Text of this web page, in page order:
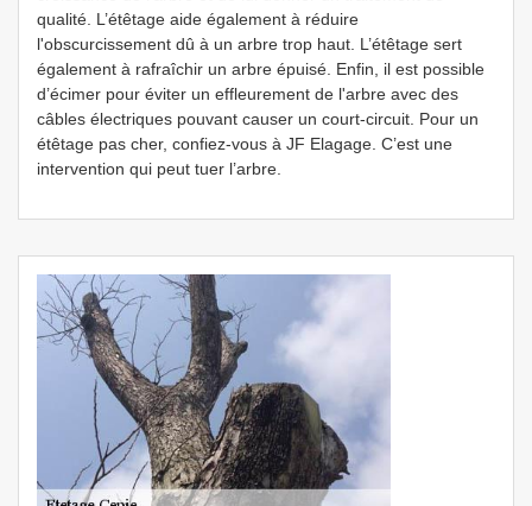
qualité. L’étêtage aide également à réduire
l'obscurcissement dû à un arbre trop haut. L’étêtage sert
également à rafraîchir un arbre épuisé. Enfin, il est possible
d’écimer pour éviter un effleurement de l'arbre avec des
câbles électriques pouvant causer un court-circuit. Pour un
étêtage pas cher, confiez-vous à JF Elagage. C’est une
intervention qui peut tuer l’arbre.